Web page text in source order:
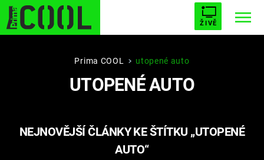
ŽIVĚ
STARHOUSE BUFFY, PŘEMOŽITELKA UPÍRŮ
PLNEJ KOTEL AVENGERS 5
Prima COOL utopené auto
UTOPENÉ AUTO
NEJNOVĚJŠÍ ČLÁNKY KE ŠTÍTKU „UTOPENÉ
AUTO“